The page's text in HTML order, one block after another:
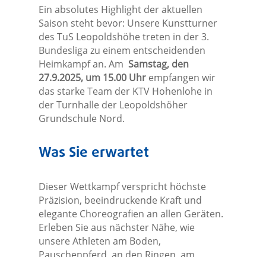
Ein absolutes Highlight der aktuellen
Saison steht bevor: Unsere Kunstturner
des TuS Leopoldshöhe treten in der 3.
Bundesliga zu einem entscheidenden
Heimkampf an. Am Samstag, den
27.9.2025, um 15.00 Uhr empfangen wir
das starke Team der KTV Hohenlohe in
der Turnhalle der Leopoldshöher
Grundschule Nord.
Was Sie erwartet
Dieser Wettkampf verspricht höchste
Präzision, beeindruckende Kraft und
elegante Choreografien an allen Geräten.
Erleben Sie aus nächster Nähe, wie
unsere Athleten am Boden,
Pauschenpferd, an den Ringen, am